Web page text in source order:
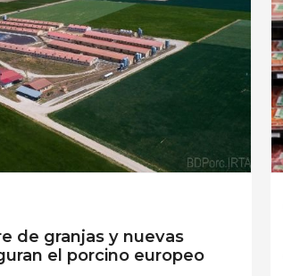
de granjas y nuevas
el porcino europeo